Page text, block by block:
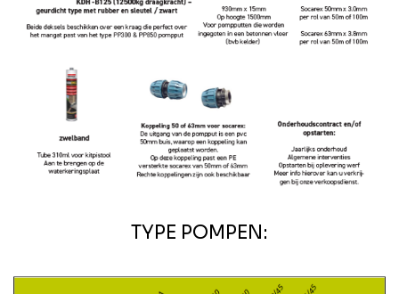
TYPE POMPEN: